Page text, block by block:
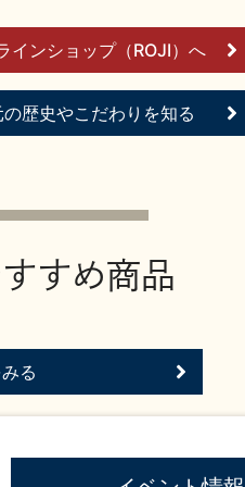
インショップ（ROJI）へ
歴史やこだわりを知る
すめ商品
る